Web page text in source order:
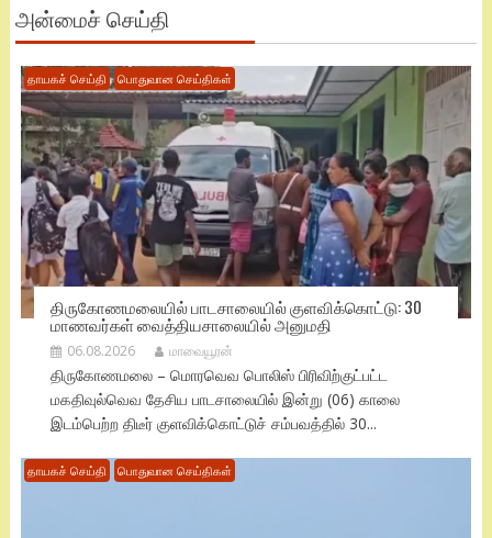
அன்மைச் செய்தி
தாயகச் செய்தி பொதுவான செய்திகள்
திருகோணமலையில் பாடசாலையில் குளவிக்கொட்டு: 30
மாணவர்கள் வைத்தியசாலையில் அனுமதி
06.08.2026 மாவையூரன்
திருகோணமலை – மொரவெவ பொலிஸ் பிரிவிற்குட்பட்ட
மகதிவுல்வெவ தேசிய பாடசாலையில் இன்று (06) காலை
இடம்பெற்ற திடீர் குளவிக்கொட்டுச் சம்பவத்தில் 30...
தாயகச் செய்தி பொதுவான செய்திகள்